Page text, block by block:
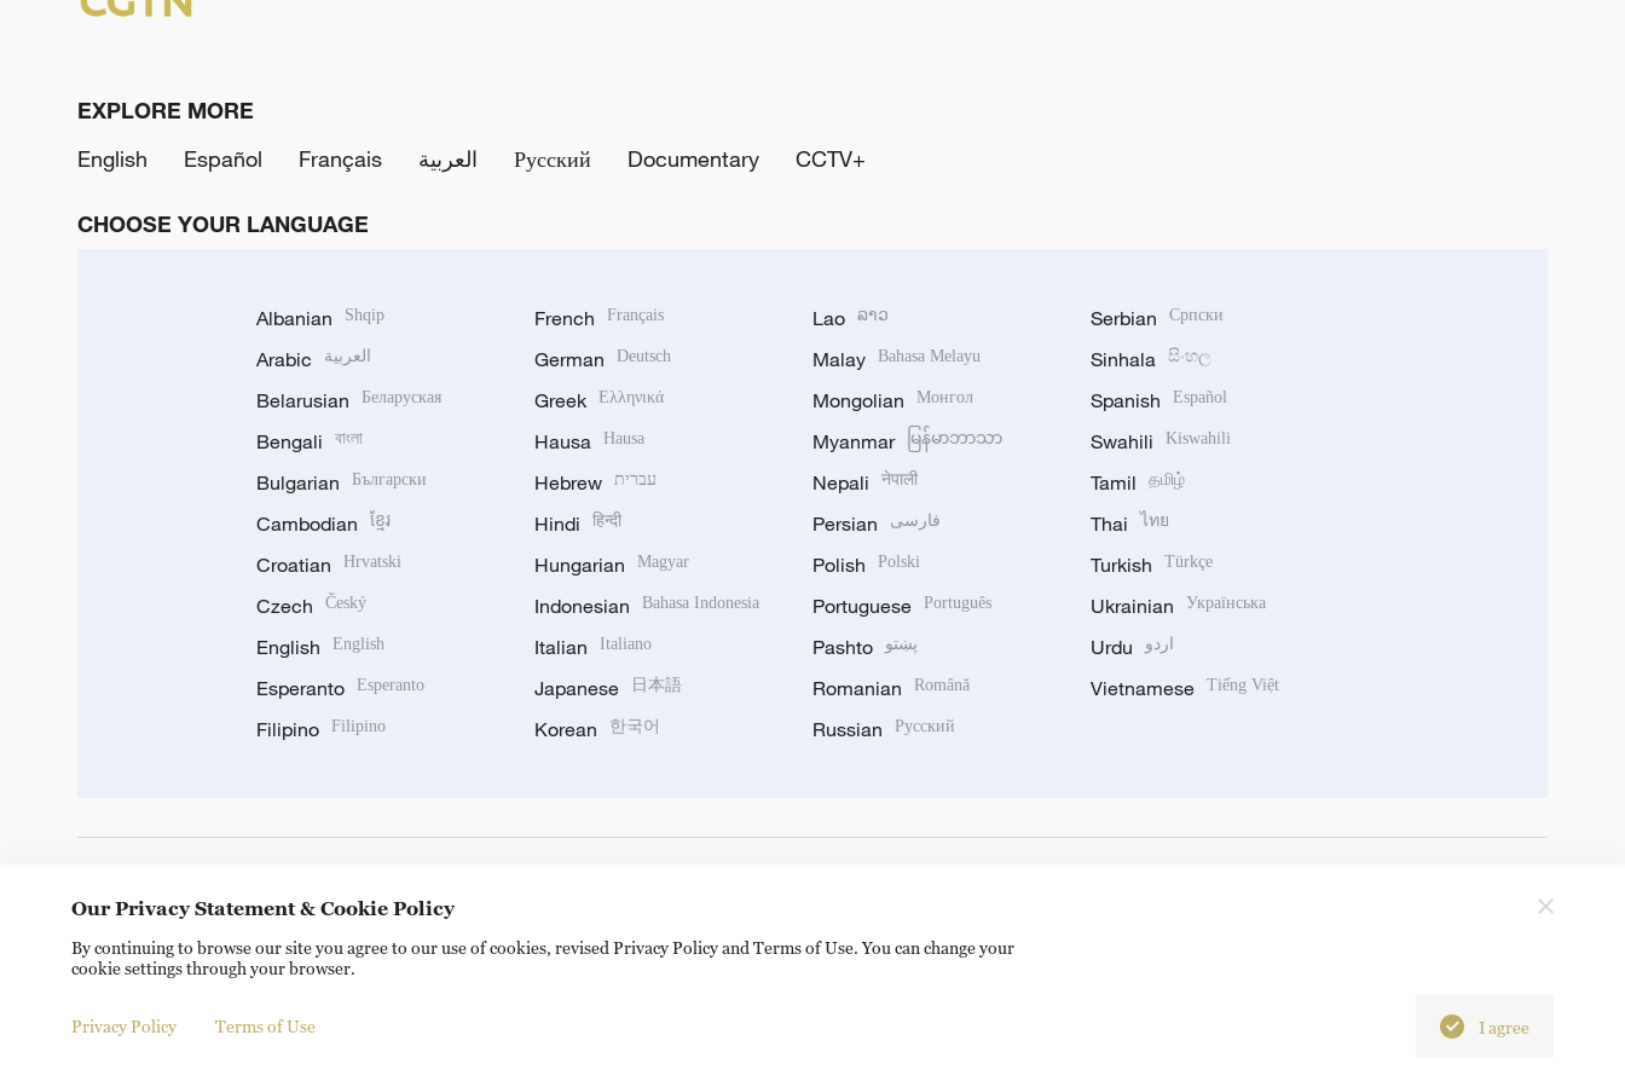
EXPLORE MORE
English
Español Français العربية Русский Documentary CCTV+
CHOOSE YOUR LANGUAGE
Albanian Shqip
Arabic العربية
Belarusian Беларуская
Bengali বাংলা
Bulgarian Български
Cambodian ខ្មែរ
Croatian Hrvatski
Czech Český
English English
Esperanto Esperanto
Filipino Filipino
French Français
German Deutsch
Greek Ελληνικά
Hausa Hausa
Hebrew עברית
Hindi हिन्दी
Hungarian Magyar
Indonesian Bahasa Indonesia
Italian Italiano
Japanese 日本語
Korean 한국어
Lao ລາວ
Malay Bahasa Melayu
Mongolian Монгол
Myanmar မြန်မာဘာသာ
Nepali नेपाली
Persian فارسی
Polish Polski
Portuguese Português
Pashto پښتو
Romanian Română
Russian Русский
Serbian Српски
Sinhala සිංහල
Spanish Español
Swahili Kiswahili
Tamil தமிழ்
Thai ไทย
Turkish Türkçe
Ukrainian Українська
Urdu اردو
Vietnamese Tiếng Việt
Copyright © 2024 CGTN. 京ICP备20000184号
Our Privacy Statement & Cookie Policy
By continuing to browse our site you agree to our use of cookies, revised Privacy Policy and Terms of Use. You can change your
cookie settings through your browser.
Privacy Policy Terms of Use I agree